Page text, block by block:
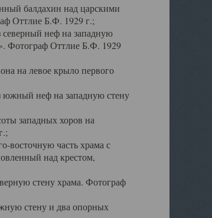
балдахин над царскими
Оттлие Б.Ф. 1929 г.;
неф на западную
Фотограф Оттлие Б.Ф. 1929
на левое крыло первого
неф на западную стену
западных хоров на
часть храма с
над крестом,
стену храма. Фотограф
стену и два опорных